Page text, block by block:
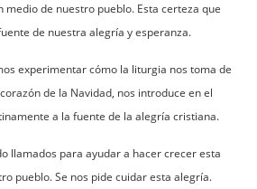
medio de nuestro pueblo. Esta certeza que
de nuestra alegría y esperanza.
experimentar cómo la liturgia nos toma de
de la Navidad, nos introduce en el
a la fuente de la alegría cristiana.
llamados para ayudar a hacer crecer esta
pueblo. Se nos pide cuidar esta alegría.